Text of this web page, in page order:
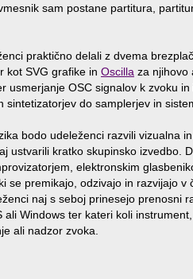
sam postane partitura,
praktično delali z dvema
kot SVG grafike in Oscilla za njihovo
usmerjanje OSC signalov k zvoku
sintetizatorjev do samplerjev in
bodo udeleženci razvili vizualna
ustvarili kratko skupinsko izvedbo.
elektronskim
se premikajo, odzivajo in razvijajo v
naj s seboj prinesejo prenosni
Windows ter kateri koli
ali nadzor zvoka.